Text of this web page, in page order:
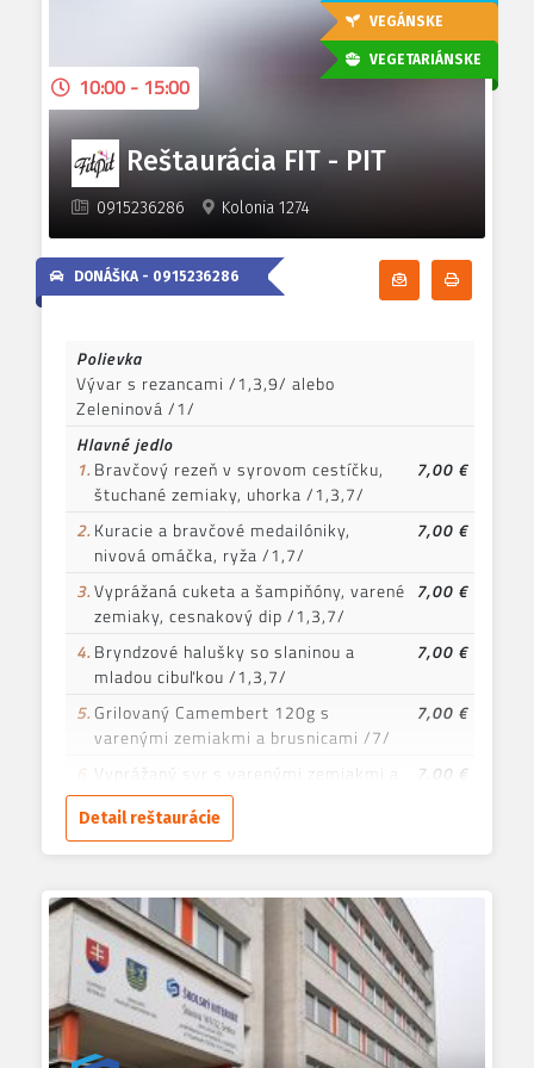
VEGÁNSKE
VEGETARIÁNSKE
Reštaurácia FIT - PIT
0915236286 Kolonia 1274
Odoberať
DONÁŠKA - 0915236286
10:00 - 15:00
Polievka
Vývar s rezancami /1,3,9/ alebo
Zeleninová /1/
Hlavné jedlo
1. Bravčový rezeň v syrovom cestíčku,
štuchané zemiaky, uhorka /1,3,7/
7,00 €
2. Kuracie a bravčové medailóniky,
nivová omáčka, ryža /1,7/
7,00 €
3.Vyprážaná cuketa a šampiňóny, varené
zemiaky, cesnakový dip /1,3,7/
7,00 €
4. Bryndzové halušky so slaninou a
mladou cibuľkou /1,3,7/
7,00 €
5.Grilovaný Camembert 120g s
varenými zemiakmi a brusnicami /7/
7,00 €
Vyprážaný syr s varenými zemiakmi a
tatárskou omáčkou /1,3,7/
7,00 €
7.Kuracie prsia na bylinkovom masle s
opekanými zemiakmi /7/
8.Šalát s kuracími nugetkami a
americkým dresingom /1,3,7/
9.Listový šalát s grilovanou hlivou,
horčicovo-medovým dresingom,
posypaný parmezánom a s opečeným
toastom /1,7,10/
7,00 €
Detail reštaurácie